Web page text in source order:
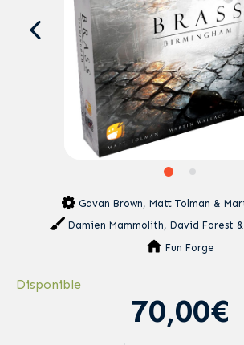
Gavan Brown, Matt Tolman &
Damien Mammolith, David Forest
Fun Forge
Disponible
70,00€